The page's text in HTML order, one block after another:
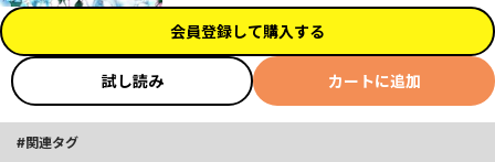
会員登録して購入する
試し読み カートに追加
関連タグ